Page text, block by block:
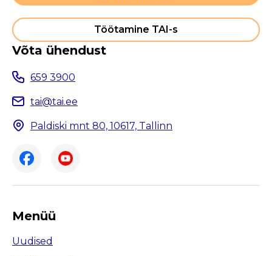
Töötamine TAI-s
Võta ühendust
659 3900
tai@tai.ee
Paldiski mnt 80, 10617, Tallinn
Menüü
Uudised